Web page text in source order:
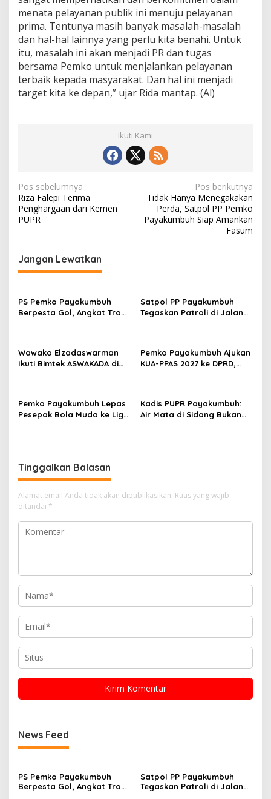
menata pelayanan publik ini menuju pelayanan
prima. Tentunya masih banyak masalah-masalah
dan hal-hal lainnya yang perlu kita benahi. Untuk
itu, masalah ini akan menjadi PR dan tugas
bersama Pemko untuk menjalankan pelayanan
terbaik kepada masyarakat. Dan hal ini menjadi
target kita ke depan,” ujar Rida mantap. (Al)
Ikuti Kami
N
a
v
g
a
i
s
Pos sebelumnya
Riza Falepi Terima
Penghargaan dari Kemen
PUPR
Pos berikutnya
Tidak Hanya Menegakakan
Perda, Satpol PP Pemko
Payakumbuh Siap Amankan
Fasum
Jangan Lewatkan
PS Pemko Payakumbuh
Berpesta Gol, Angkat Trofi
Satpol PP Payakumbuh
Tegaskan Patroli di Jalan
Wawako Elzadaswarman
Ikuti Bimtek ASWAKADA di
Pemko Payakumbuh Ajukan
KUA-PPAS 2027 ke DPRD,
Pemko Payakumbuh Lepas
Pesepak Bola Muda ke Liga
Kadis PUPR Payakumbuh:
Air Mata di Sidang Bukan
Tinggalkan Balasan
Alamat email Anda tidak akan dipublikasikan. Ruas yang wajib
ditandai *
News Feed
PS Pemko Payakumbuh
Berpesta Gol, Angkat Trofi
Satpol PP Payakumbuh
Tegaskan Patroli di Jalan